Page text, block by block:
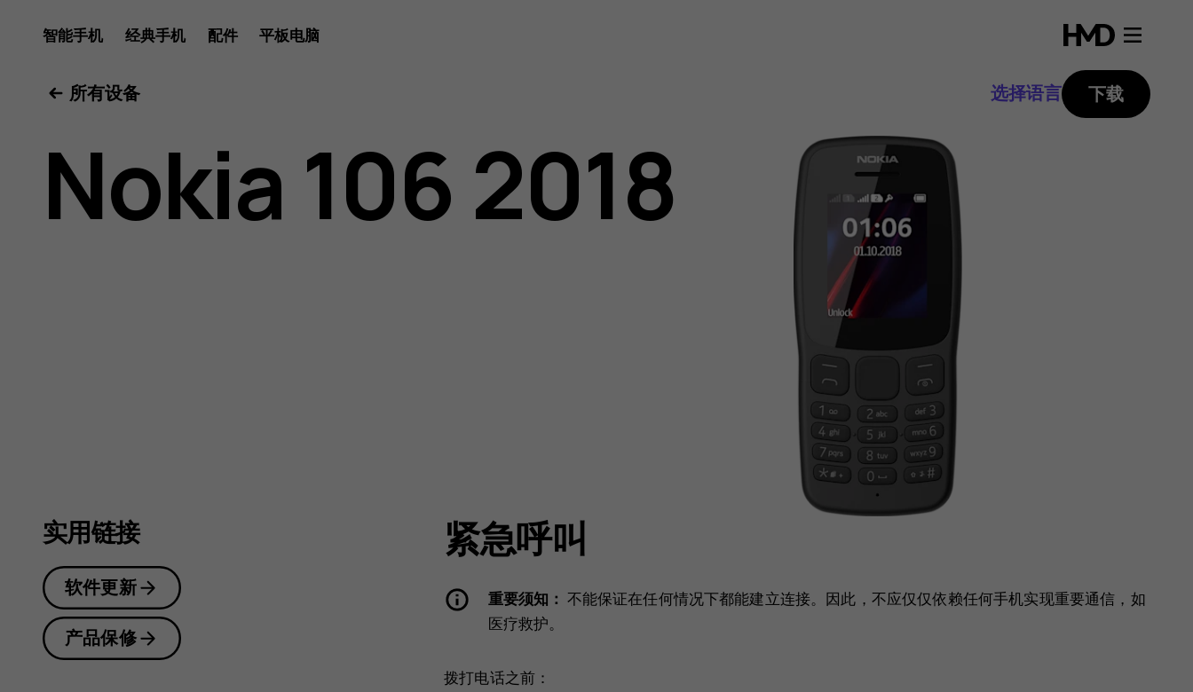
Nokia
106
2018
指
南
智能手机 经典手机 配件 平板电脑
所有设备 选择语言 下载
Nokia 106 2018
紧急呼叫
重要须知： 不能保证在任何情况下都能建立连接。因此，不应仅仅依赖任何手机实现重要通信，如
医疗救护。
拨打电话之前：
实用链接
软件更新
产品保修